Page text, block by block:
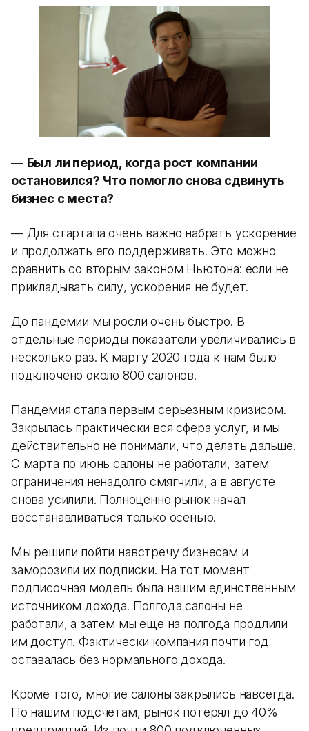
— Был ли период, когда рост компании
остановился? Что помогло снова сдвинуть
бизнес с места?
— Для стартапа очень важно набрать ускорение
и продолжать его поддерживать. Это можно
сравнить со вторым законом Ньютона: если не
прикладывать силу, ускорения не будет.
До пандемии мы росли очень быстро. В
отдельные периоды показатели увеличивались в
несколько раз. К марту 2020 года к нам было
подключено около 800 салонов.
Пандемия стала первым серьезным кризисом.
Закрылась практически вся сфера услуг, и мы
действительно не понимали, что делать дальше.
С марта по июнь салоны не работали, затем
ограничения ненадолго смягчили, а в августе
снова усилили. Полноценно рынок начал
восстанавливаться только осенью.
Мы решили пойти навстречу бизнесам и
заморозили их подписки. На тот момент
подписочная модель была нашим единственным
источником дохода. Полгода салоны не
работали, а затем мы еще на полгода продлили
им доступ. Фактически компания почти год
оставалась без нормального дохода.
Кроме того, многие салоны закрылись навсегда.
По нашим подсчетам, рынок потерял до 40%